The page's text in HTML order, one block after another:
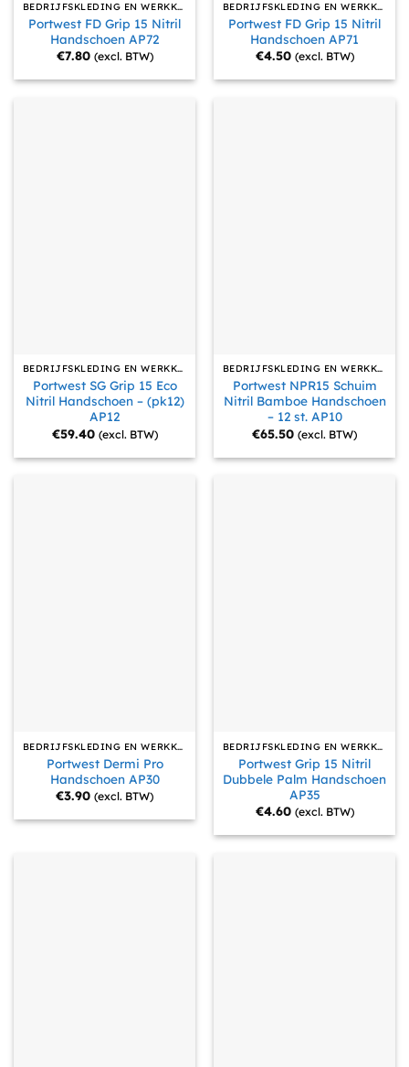
BEDRIJFSKLEDING EN WERKKLEDING
Portwest FD Grip 15 Nitril
Handschoen AP72
€7.80 (excl. BTW)
BEDRIJFSKLEDING EN WERKKLEDING
Portwest FD Grip 15 Nitril
Handschoen AP71
€4.50 (excl. BTW)
BEDRIJFSKLEDING EN WERKKLEDING
Portwest SG Grip 15 Eco
Nitril Handschoen – (pk12)
AP12
€59.40 (excl. BTW)
BEDRIJFSKLEDING EN WERKKLEDING
Portwest NPR15 Schuim
Nitril Bamboe Handschoen
– 12 st. AP10
€65.50 (excl. BTW)
BEDRIJFSKLEDING EN WERKKLEDING
Portwest Dermi Pro
Handschoen AP30
€3.90 (excl. BTW)
BEDRIJFSKLEDING EN WERKKLEDING
Portwest Grip 15 Nitril
Dubbele Palm Handschoen
AP35
€4.60 (excl. BTW)